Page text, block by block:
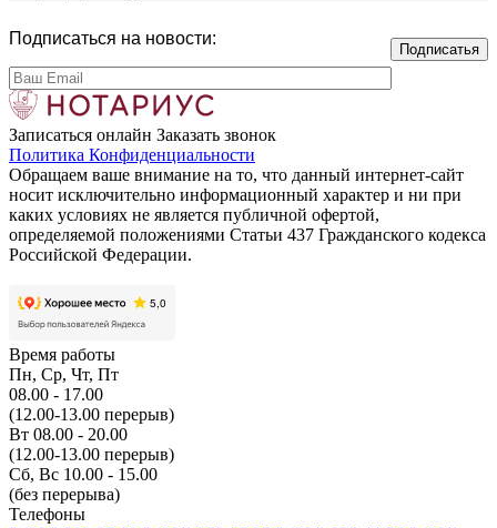
Подписаться на новости:
Записаться онлайн Заказать звонок
Политика Конфиденциальности
Обращаем ваше внимание на то, что данный интернет-сайт
носит исключительно информационный характер и ни при
каких условиях не является публичной офертой,
определяемой положениями Статьи 437 Гражданского кодекса
Российской Федерации.
Время работы
Пн, Ср, Чт, Пт
08.00 - 17.00
(12.00-13.00 перерыв)
Вт 08.00 - 20.00
(12.00-13.00 перерыв)
Сб, Вс 10.00 - 15.00
(без перерыва)
Телефоны